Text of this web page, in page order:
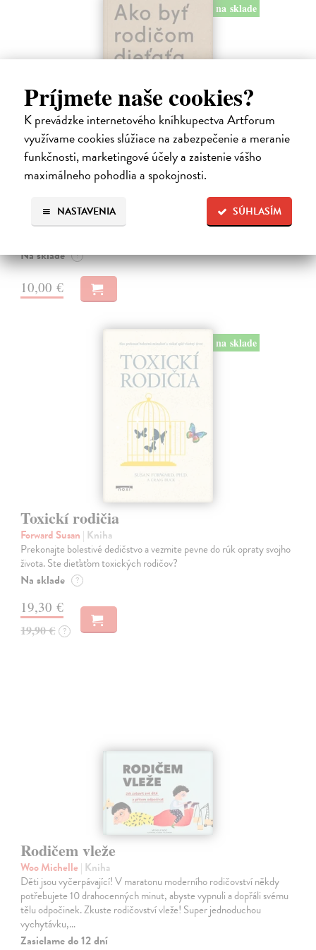
Príjmete naše cookies?
K prevádzke internetového kníhkupectva Artforum
využívame cookies slúžiace na zabezpečenie a meranie
funkčnosti, marketingové účely a zaistenie vášho
maximálneho pohodlia a spokojnosti.
SÚHLASÍM
NASTAVENIA
na sklade
Ako byť rodičom dieťaťa s FASD
Brown Julia, Mather Mary| Kniha
Jedna z mála kníh o poruchách fetálneho alkoholového spektra v
slovenskom jazyku. Kniha nielen jasne a zrozumiteľne popisuje
problematiku FASD, ale ponúka aj konkrétne rady pri výchove detí s
Na sklade ?
10,00 €
na sklade
Toxickí rodičia
Forward Susan | Kniha
Prekonajte bolestivé dedičstvo a vezmite pevne do rúk opraty svojho
života. Ste dieťaťom toxických rodičov?
Na sklade ?
19,30 €
19,90 € ?
Rodičem vleže
Woo Michelle | Kniha
Děti jsou vyčerpávající! V maratonu moderního rodičovství někdy
potřebujete 10 drahocenných minut, abyste vypnuli a dopřáli svému
tělu odpočinek. Zkuste rodičovství vleže! Super jednoduchou
vychytávku,…
Zasielame do 12 dní